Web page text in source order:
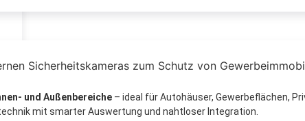
und Außenbereiche – ideal für Autohäuser, Gewerbeflächen,
mit smarter Auswertung und nahtloser Integration.